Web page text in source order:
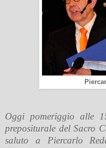
Oggi pomeriggio alle
prepositurale del Sacro
saluto a Piercarlo